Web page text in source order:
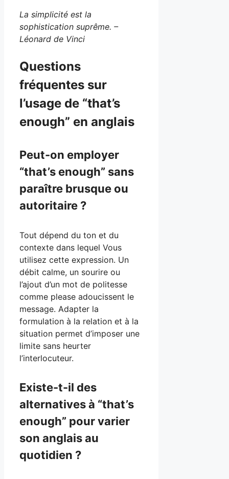
La simplicité est la
sophistication suprême. –
Léonard de Vinci
Questions
fréquentes sur
l’usage de “that’s
enough” en anglais
Peut-on employer
“that’s enough” sans
paraître brusque ou
autoritaire ?
Tout dépend du ton et du
contexte dans lequel Vous
utilisez cette expression. Un
débit calme, un sourire ou
l’ajout d’un mot de politesse
comme please adoucissent le
message. Adapter la
formulation à la relation et à la
situation permet d’imposer une
limite sans heurter
l’interlocuteur.
Existe-t-il des
alternatives à “that’s
enough” pour varier
son anglais au
quotidien ?